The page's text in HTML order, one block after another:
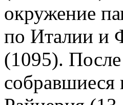
окружение
по Италии и
(1095).
собравшиеся